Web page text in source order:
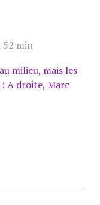
52 min
milieu, mais les
A droite, Marc